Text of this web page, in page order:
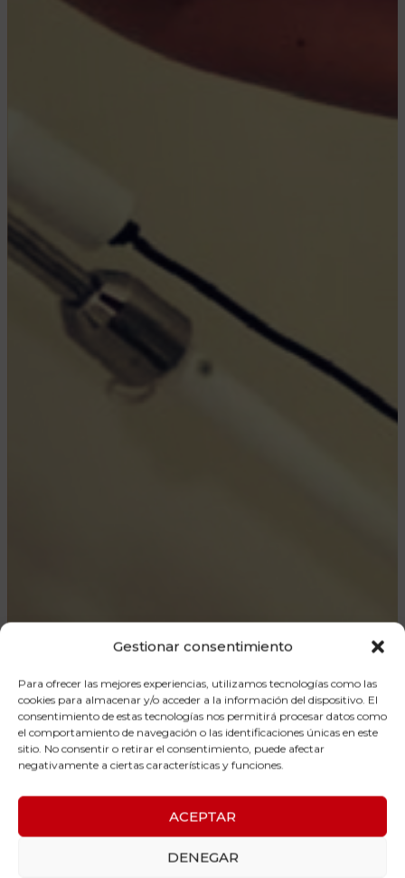
Gestionar consentimiento
Para ofrecer las mejores experiencias, utilizamos tecnologías como las
cookies para almacenar y/o acceder a la información del dispositivo. El
consentimiento de estas tecnologías nos permitirá procesar datos como
el comportamiento de navegación o las identificaciones únicas en este
sitio. No consentir o retirar el consentimiento, puede afectar
negativamente a ciertas características y funciones.
ACEPTAR
DENEGAR